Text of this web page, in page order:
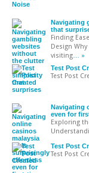
Navigating
that
Finding
Design
visiting … »
Test Post
Test Post
Navigating
even for
Exploring
Test Post
Test Post